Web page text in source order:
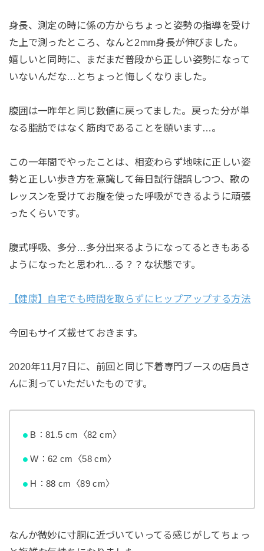
身長、測定の時に係の方からちょっと姿勢の指導を受け
た上で測ったところ、なんと2mm身長が伸びました。
嬉しいと同時に、まだまだ普段から正しい姿勢になって
いないんだな…とちょっと悔しくなりました。
腹囲は一昨年と同じ数値に戻ってました。戻った分が単
なる脂肪ではなく筋肉であることを願います…。
この一年間でやったことは、相変わらず地味に正しい姿
勢と正しい歩き方を意識して毎日試行錯誤しつつ、歌の
レッスンを受けてお腹を使った呼吸ができるように頑張
ったくらいです。
腹式呼吸、多分…多分出来るようになってるときもある
ようになったと思われ…る？？な状態です。
【健康】自宅でも時間を取らずにヒップアップする方法
今回もサイズ載せておきます。
2020年11月7日に、前回と同じ下着専門ブースの店員さ
んに測っていただいたものです。
B：81.5 cm〈82 cm〉
W：62 cm〈58 cm〉
H：88 cm〈89 cm〉
なんか微妙に寸胴に近づいていってる感じがしてちょっ